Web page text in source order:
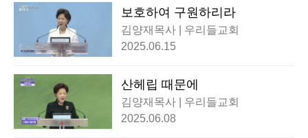
보호하여 구원하리라
김양재목사 | 우리들교회
2025.06.15
산헤립 때문에
김양재목사 | 우리들교회
2025.06.08